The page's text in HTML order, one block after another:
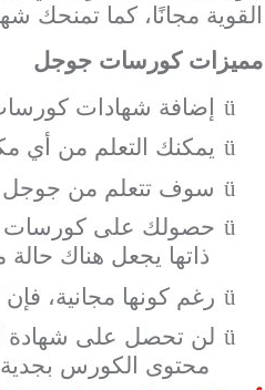
القوية مجانًا، كما تمنحك
مميزات كورسات جوجل
ü
إضافة شهادات
ü يمكنك التعلم من أي
ü سوف تتعلم من جوجل
ü حصولك على كورسات
ذاتها يجعل هناك
ü رغم كونها مجانية،
ü لن تحصل على شهادة
محتوى الكورس بجدية